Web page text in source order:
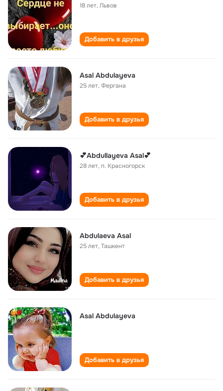
18 лет,Львов
Добавить в друзья
Asal Abdulayeva
25 лет,Фергана
Добавить в друзья
💕Abdullayeva Asal💕
28 лет,п. Красногорск
Добавить в друзья
Abdulaeva Asal
25 лет,Ташкент
Добавить в друзья
Asal Abdulayeva
Добавить в друзья